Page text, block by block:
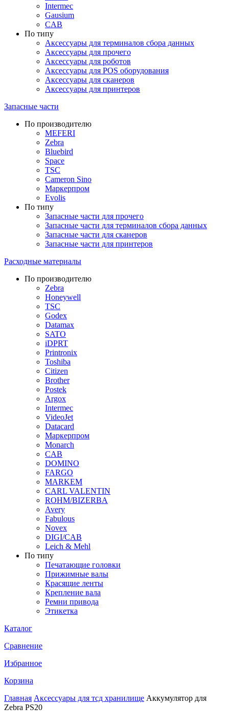
Intermec
Gausium
CAB
По типу
Аксессуары для терминалов сбора данных
Аксессуары для прочего
Аксессуары для роботов
Аксессуары для POS оборудования
Аксессуары для сканеров
Аксессуары для принтеров
Запасные части
По производителю
MEFERI
Zebra
Bluebird
Space
TSC
Cameron Sino
Маркерпром
Evolis
По типу
Запасные части для прочего
Запасные части для терминалов сбора данных
Запасные части для сканеров
Запасные части для принтеров
Расходные материалы
По производителю
Zebra
Honeywell
TSC
Godex
Datamax
SATO
iDPRT
Printronix
Toshiba
Citizen
Brother
Postek
Argox
Intermec
VideoJet
Datacard
Маркерпром
Monarch
CAB
DOMINO
FARGO
MARKEM
CARL VALENTIN
ROHM/BIZERBA
Avery
Fabulous
Novex
DIGI/CAB
Leich & Mehl
По типу
Печатающие головки
Прижимные валы
Красящие ленты
Крепление вала
Ремни привода
Этикетка
Каталог
Сравнение
Избранное
Корзина
Главная Аксессуары для тсд хранилище Аккумулятор для
Zebra PS20